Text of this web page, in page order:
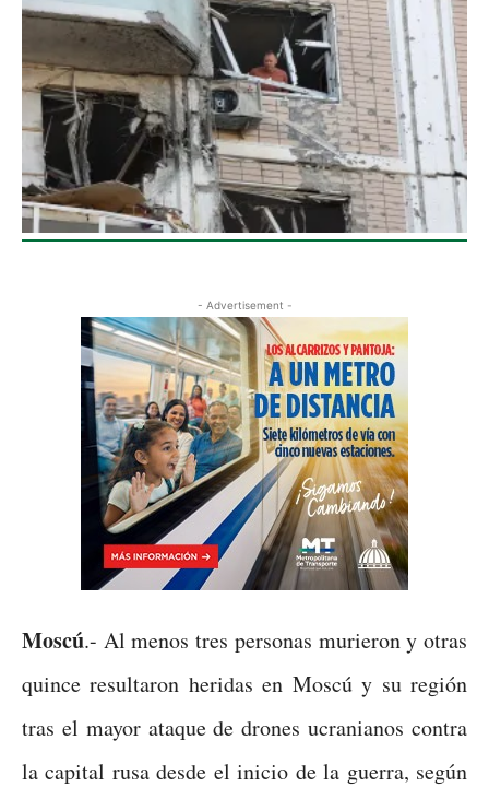
- Advertisement -
Moscú.- Al menos tres personas murieron y otras
quince resultaron heridas en Moscú y su región
tras el mayor ataque de drones ucranianos contra
la capital rusa desde el inicio de la guerra, según